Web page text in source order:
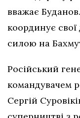
вважає
координує свої
силою на
Російський
командувачем
Сергій